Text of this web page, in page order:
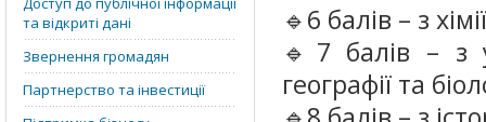
та відкриті дані
Звернення громадян
Партнерство та інвестиції
🔹6 балів – з
🔹7 балів – з
географії та